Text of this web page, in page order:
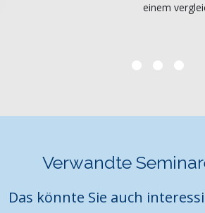
einem
Verwandte
Das könnte Sie auch